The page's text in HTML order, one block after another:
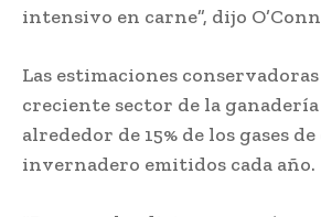
intensivo en carne”, dijo
Las estimaciones
creciente sector de la
alrededor de 15% de los gases
invernadero emitidos cada año.